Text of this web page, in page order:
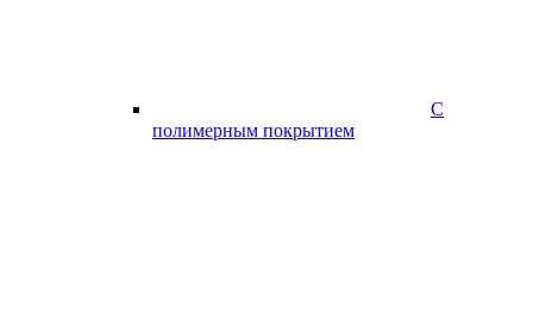
С
полимерным покрытием